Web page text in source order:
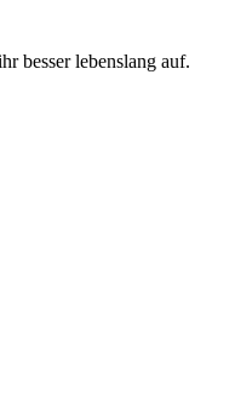
besser lebenslang auf.